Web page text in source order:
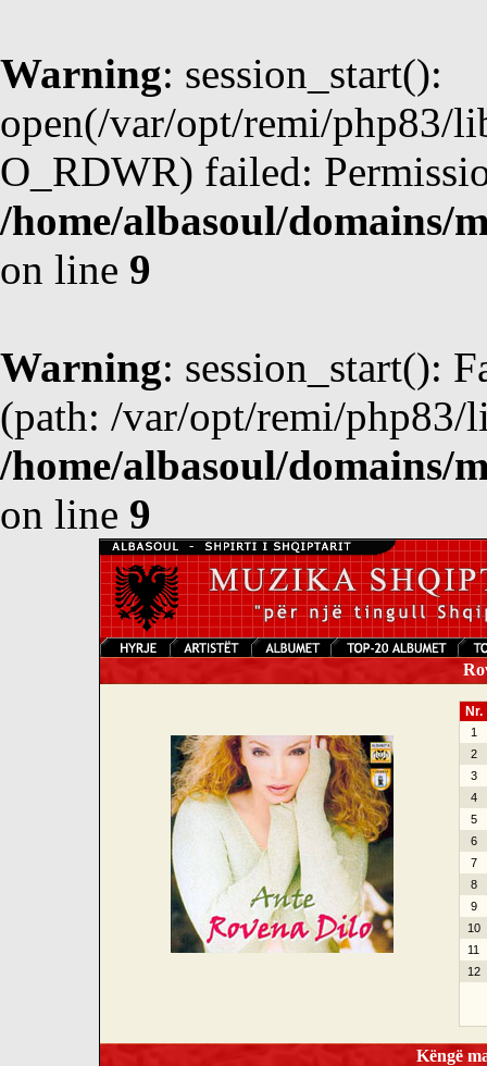
Warning: session_start():
open(/var/opt/remi/php83/
O_RDWR) failed:
/home/albasoul/domains/
on line 9
Warning: session_start():
(path: /var/opt/remi/php83/
/home/albasoul/domains/
on line 9
Nr.
1
2
3
4
5
6
7
8
9
10
11
12
Këngë